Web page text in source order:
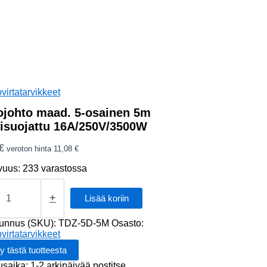
maad. 5-osainen 5m
16A/250V/3500W
veroton hinta 11,08€
233 varastossa
3500W
+ Lisää koriin
(SKU):TDZ-5D-5M Osasto: